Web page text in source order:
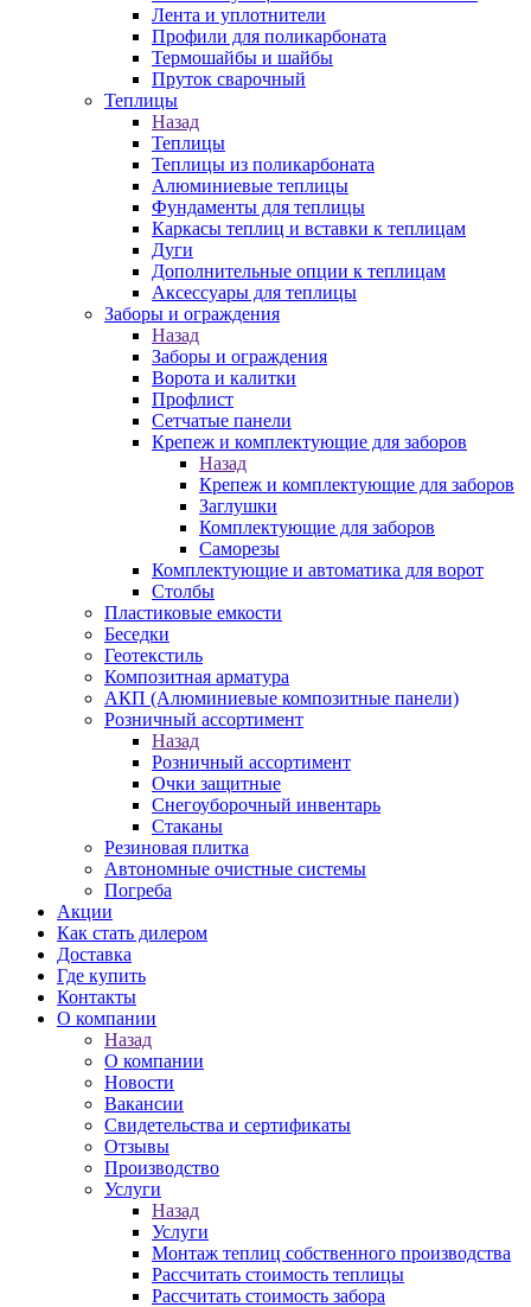
Лента и уплотнители
Профили для поликарбоната
Термошайбы и шайбы
Пруток сварочный
Теплицы
Назад
Теплицы
Теплицы из поликарбоната
Алюминиевые теплицы
Фундаменты для теплицы
Каркасы теплиц и вставки к теплицам
Дуги
Дополнительные опции к теплицам
Аксессуары для теплицы
Заборы и ограждения
Назад
Заборы и ограждения
Ворота и калитки
Профлист
Сетчатые панели
Крепеж и комплектующие для заборов
Назад
Крепеж и комплектующие для заборов
Заглушки
Комплектующие для заборов
Саморезы
Комплектующие и автоматика для ворот
Столбы
Пластиковые емкости
Беседки
Геотекстиль
Композитная арматура
АКП (Алюминиевые композитные панели)
Розничный ассортимент
Назад
Розничный ассортимент
Очки защитные
Снегоуборочный инвентарь
Стаканы
Резиновая плитка
Автономные очистные системы
Погреба
Акции
Как стать дилером
Доставка
Где купить
Контакты
О компании
Назад
О компании
Новости
Вакансии
Свидетельства и сертификаты
Отзывы
Производство
Услуги
Назад
Услуги
Монтаж теплиц собственного производства
Рассчитать стоимость теплицы
Рассчитать стоимость забора